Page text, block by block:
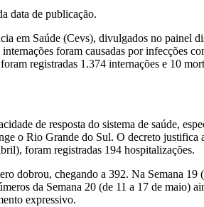
data de publicação.
em Saúde (Cevs), divulgados no painel
foram causadas por
registradas 1.374 internações e 10
de resposta do sistema de saúde,
o Rio Grande do Sul. O decreto
foram registradas 194 hospitalizações.
dobrou, chegando a 392. Na Semana
da Semana 20 (de 11 a 17 de maio)
expressivo.